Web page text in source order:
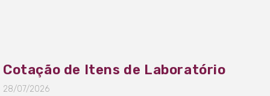
Cotação de Itens de Laboratório
28/07/2026